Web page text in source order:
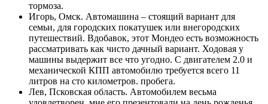
тормоза.
Игорь, Омск. Автомашина – стоящий вариант для
семьи, для городских покатушек или внегородских
путешествий. Вдобавок, этот Мондео есть возможность
рассматривать как чисто дачный вариант. Ходовая у
машины выдержит все что угодно. С двигателем 2.0 и
механической КПП автомобилю требуется всего 11
литров на сто километров. пробега.
Лев, Псковская область. Автомобилем весьма